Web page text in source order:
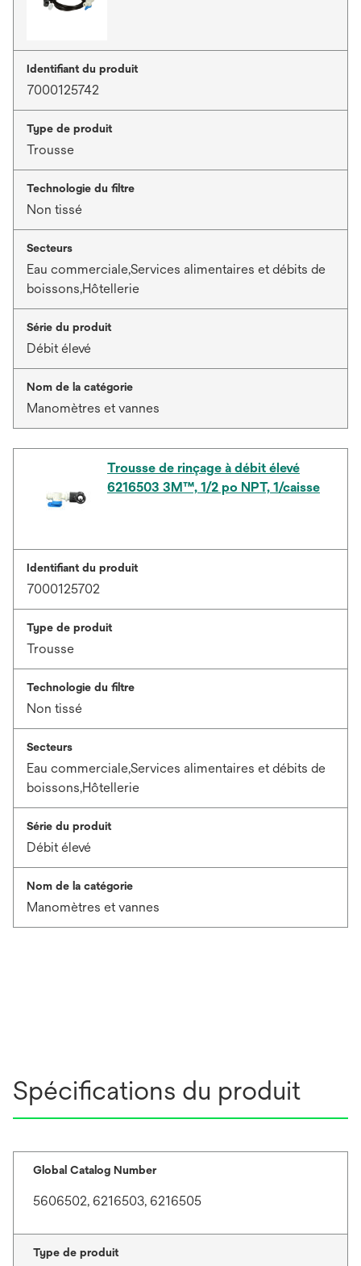
Identifiant du produit
7000125742
Type de produit
Trousse
Technologie du filtre
Non tissé
Secteurs
Eau commerciale,Services alimentaires et débits de
boissons,Hôtellerie
Série du produit
Débit élevé
Nom de la catégorie
Manomètres et vannes
Trousse de rinçage à débit élevé
6216503 3M™, 1/2 po NPT, 1/caisse
Identifiant du produit
7000125702
Type de produit
Trousse
Technologie du filtre
Non tissé
Secteurs
Eau commerciale,Services alimentaires et débits de
boissons,Hôtellerie
Série du produit
Débit élevé
Nom de la catégorie
Manomètres et vannes
Spécifications du produit
Global Catalog Number
5606502, 6216503, 6216505
Type de produit